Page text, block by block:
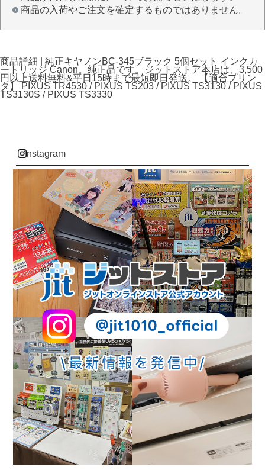
商品の入荷やご注文を確定するものではありません。
商品詳細 | 純正キヤノンBC-345ブラック 5個セット インクカ
ートリッジ Canon。純正品です。ジットストア本店は、3,500
円以上送料無料&平日15時まで最短即日発送。 【適合プリン
タ】 PIXUS TR4530 / PIXUS TS203 / PIXUS TS3130 / PIXUS
TS3130S / PIXUS TS3330
instagram